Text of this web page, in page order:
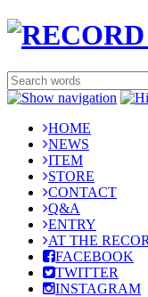
HOME
NEWS
ITEM
STORE
CONTACT
Q&A
ENTRY
AT THE
FACEBOOK
TWITTER
INSTAGRAM